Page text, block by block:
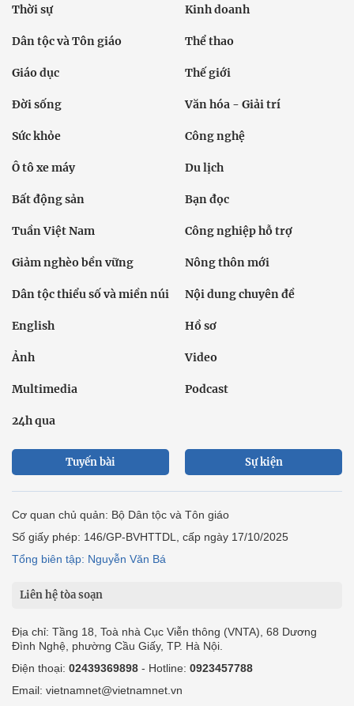
Thời sự Kinh doanh
Dân tộc và Tôn giáo Thể thao
Giáo dục Thế giới
Đời sống Văn hóa - Giải trí
Sức khỏe Công nghệ
Ô tô xe máy Du lịch
Bất động sản Bạn đọc
Tuần Việt Nam Công nghiệp hỗ trợ
Giảm nghèo bền vững Nông thôn mới
Dân tộc thiểu số và miền núi Nội dung chuyên đề
English Hồ sơ
Ảnh Video
Multimedia Podcast
24h qua
Tuyến bài Sự kiện
Cơ quan chủ quản: Bộ Dân tộc và Tôn giáo
Số giấy phép: 146/GP-BVHTTDL, cấp ngày 17/10/2025
Tổng biên tập: Nguyễn Văn Bá
Liên hệ tòa soạn
Địa chỉ: Tầng 18, Toà nhà Cục Viễn thông (VNTA), 68 Dương
Đình Nghệ, phường Cầu Giấy, TP. Hà Nội.
Điện thoại: 02439369898 - Hotline: 0923457788
Email: vietnamnet@vietnamnet.vn